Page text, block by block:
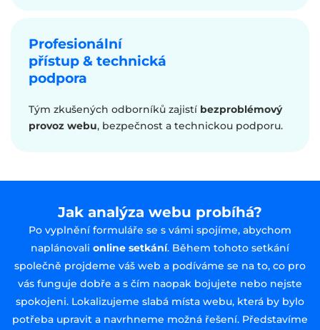
Profesionální
přístup & technická
podpora
Tým zkušených odborníků zajistí bezproblémový
provoz webu, bezpečnost a technickou podporu.
Jak analýza webu probíhá?
Po vyplnění formuláře se s vámi spojíme, abychom
naplánovali online setkání. Během tohoto setkání
společně projdeme váš web a podíváme se na to, co pro
vás funguje dobře a s čím naopak bojujete nebo nejste
spokojeni. Lokalizujeme slabá místa webu, která by bylo
potřeba upravit a navrhneme možná řešení. Představíme